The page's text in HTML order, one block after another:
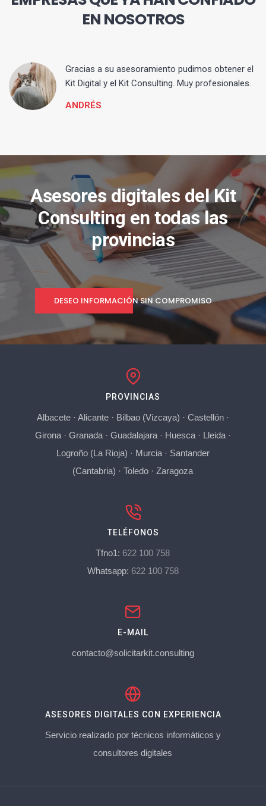
EN NOSOTROS
Gracias a su asesoramiento pudimos obtener el
Kit Digital y el Kit Consulting. Muy profesionales.
ANDRÉS
Asesores digitales del Kit
Consulting en todas las
provincias
DESEO INFORMACIÓN SIN COMPROMISO
PROVINCIAS
Albacete· Alicante· Bilbao (Vizcaya) · Castellón·
Girona· Granada· Guadalajara· Huesca· Lleida·
Logroño (La Rioja) · Murcia· Santander
(Cantabria) ·Toledo ·Zaragoza
TELÉFONOS
Tfno1: 622 100 758
Whatsapp: 622 100 758
E-MAIL
contacto@solicitarkit.consulting
ASESORES DIGITALES CON EXPERIENCIA
Servicio realizado por técnicos informáticos y
consultores digitales